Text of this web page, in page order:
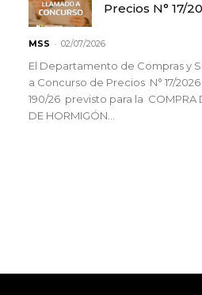
Precios N° 17/
MSS - 02/07/2026
El Departamento de Compras y
a Concurso de Precios N° 17/2026
190/26 previsto para la COMPRA
DE HORMIGÓN...